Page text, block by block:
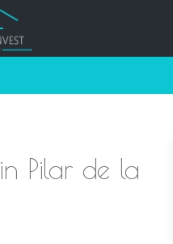
Pilar de la